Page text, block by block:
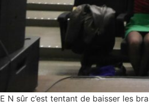
N sûr c’est tentant de baisser les